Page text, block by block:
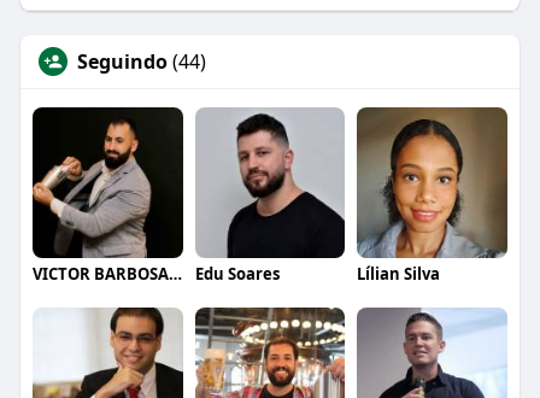
Seguindo(44)
VICTOR BARBOSA QUARANTA Edu Soares Lílian Silva